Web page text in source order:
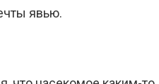
явью.